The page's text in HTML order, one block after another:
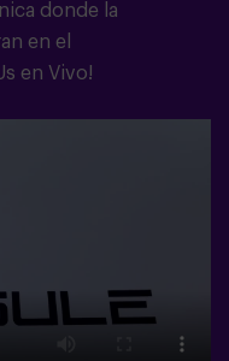
donde la
en el
en Vivo!